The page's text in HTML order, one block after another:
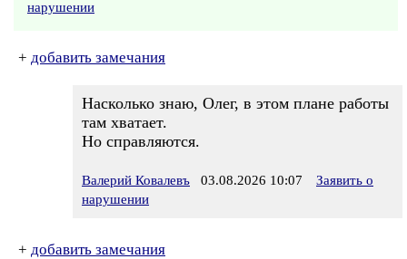
нарушении
+ добавить замечания
Насколько знаю, Олег, в этом плане работы
там хватает.
Но справляются.
Валерий Ковалевъ 03.08.2026 10:07
Заявить о
нарушении
+ добавить замечания